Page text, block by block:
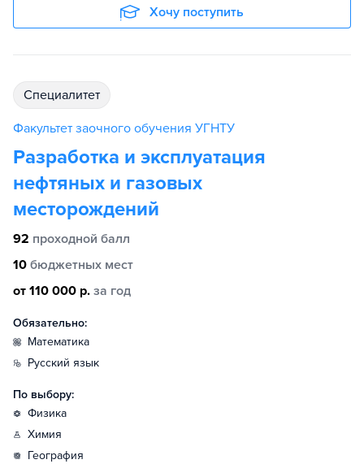
Хочу поступить
специалитет
Факультет заочного обучения УГНТУ
Разработка и эксплуатация
нефтяных и газовых
месторождений
92 проходной балл
10 бюджетных мест
от 110 000 р. за год
Обязательно:
математика
русский язык
По выбору:
физика
химия
география